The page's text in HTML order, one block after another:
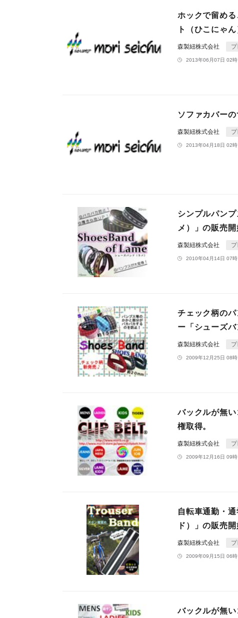
ホックで留め
ト（ひこにゃん
森製紐株式会社
2013年06月07日 02時
ソファカバー
森製紐株式会社
2013年04月18日 02時
シンプルパン
メ）」の販売開
森製紐株式会社
2010年04月14日 07時
チェック柄の
ー「シューズバ
森製紐株式会社
2009年12月25日 08時
バックルが無
権取得。
森製紐株式会社
2009年12月16日 09時
自転車通勤・
ド）」の販売開
森製紐株式会社
2009年09月15日 06時
バックルが無い